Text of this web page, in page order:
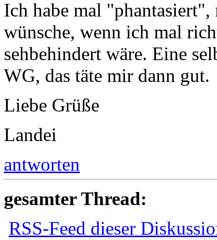
Ich habe mal
wünsche, wenn ich mal
sehbehindert wäre. Eine
WG, das täte mir dann gut.
Liebe Grüße
Landei
antworten
gesamter Thread:
RSS-Feed dieser